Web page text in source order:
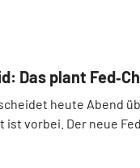
Das plant
heute Abend
ist vorbei. Der neue
und kappt den "Fed